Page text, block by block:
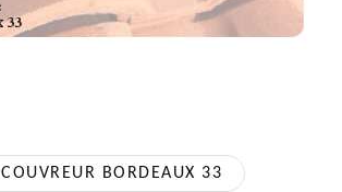
COUVREUR BORDEAUX 33